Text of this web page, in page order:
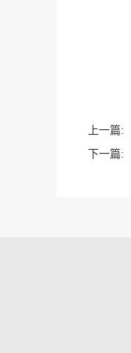
上一篇:
下一篇: